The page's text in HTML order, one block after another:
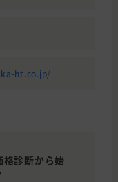
漏り・防水
装
ht.co.jp/
格診断から始